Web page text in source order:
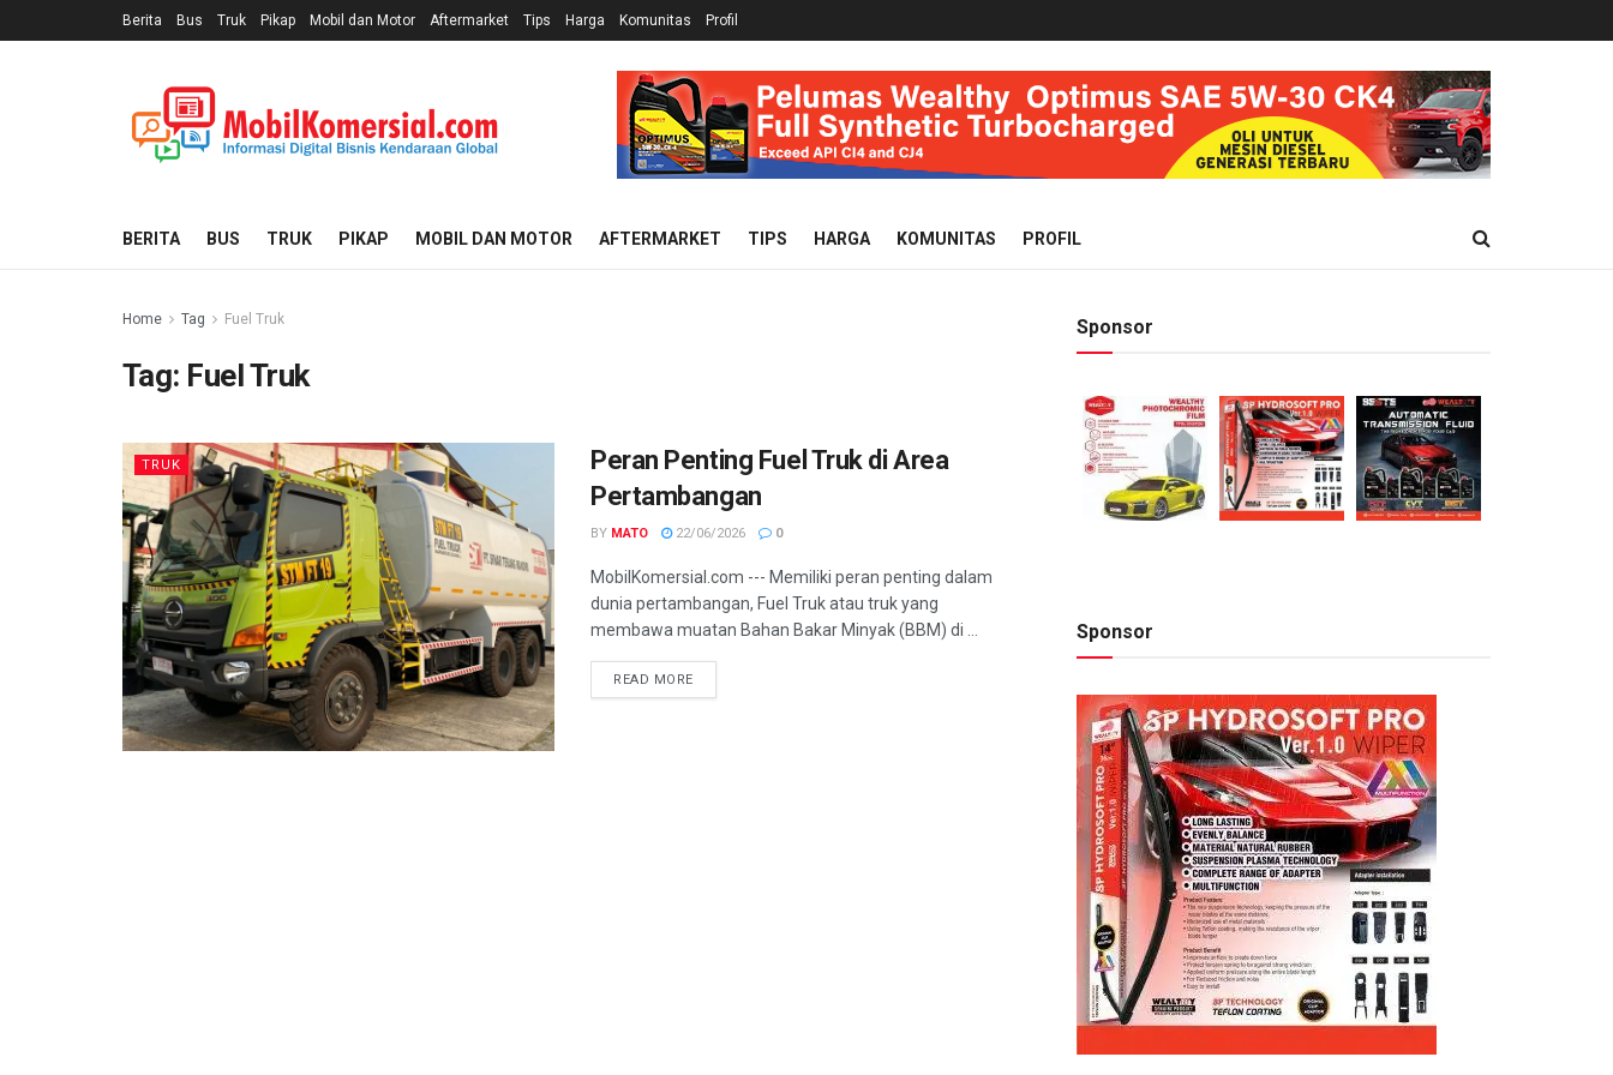
Berita Bus Truk Pikap Mobil dan Motor Aftermarket Tips Harga Komunitas Profil
BERITA BUS TRUK PIKAP MOBIL DAN MOTOR AFTERMARKET TIPS HARGA KOMUNITAS PROFIL
Home Tag Fuel Truk
Tag: Fuel Truk
TRUK
Peran Penting Fuel Truk di Area
Pertambangan
BY MATO 22/06/2026 0
MobilKomersial.com --- Memiliki peran penting dalam
dunia pertambangan, Fuel Truk atau truk yang
membawa muatan Bahan Bakar Minyak (BBM) di ...
READ MORE
Sponsor
Sponsor